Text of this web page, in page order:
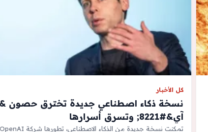
كل الأخبار
آي&#8221; وتسرق أسرارها